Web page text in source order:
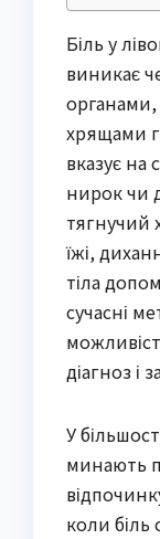
Біль у
виникає
органами,
хрящами
вказує на
нирок чи
тягнучий
їжі,
тіла
сучасні
діагноз і
У
минають
коли